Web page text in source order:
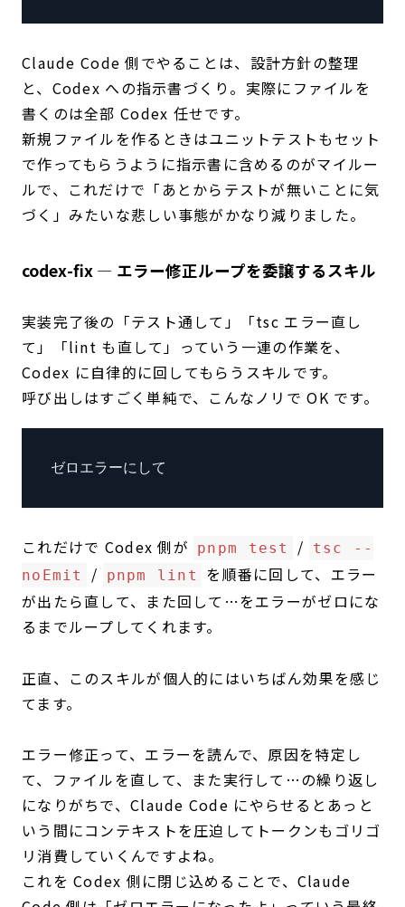
Claude Code 側でやることは、設計方針の整理
と、Codex への指示書づくり。実際にファイルを
書くのは全部 Codex 任せです。
新規ファイルを作るときはユニットテストもセット
で作ってもらうように指示書に含めるのがマイルー
ルで、これだけで「あとからテストが無いことに気
づく」みたいな悲しい事態がかなり減りました。
codex-fix — エラー修正ループを委譲するスキル
実装完了後の「テスト通して」「tsc エラー直し
て」「lint も直して」っていう一連の作業を、
Codex に自律的に回してもらうスキルです。
呼び出しはすごく単純で、こんなノリで OK です。
ゼロエラーにして
これだけで Codex 側が pnpm test /
tsc --
noEmit
/ pnpm lint
を順番に回して、エラー
が出たら直して、また回して…をエラーがゼロにな
るまでループしてくれます。
正直、このスキルが個人的にはいちばん効果を感じ
てます。
エラー修正って、エラーを読んで、原因を特定し
て、ファイルを直して、また実行して…の繰り返し
になりがちで、Claude Code にやらせるとあっと
いう間にコンテキストを圧迫してトークンもゴリゴ
リ消費していくんですよね。
これを Codex 側に閉じ込めることで、Claude